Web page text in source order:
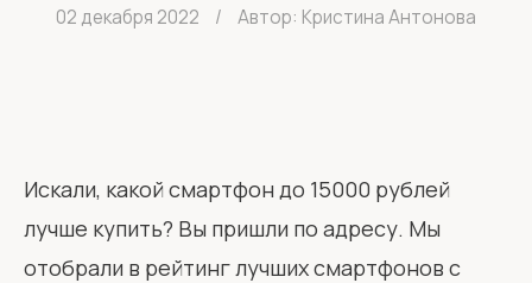
02 декабря 2022 / Автор: Кристина Антонова
Искали, какой смартфон до 15000 рублей
лучше купить? Вы пришли по адресу. Мы
отобрали в рейтинг лучших смартфонов с